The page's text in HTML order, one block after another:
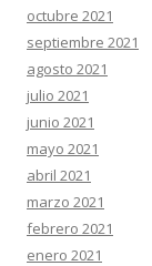
octubre 2021
septiembre 2021
agosto 2021
julio 2021
junio 2021
mayo 2021
abril 2021
marzo 2021
febrero 2021
enero 2021